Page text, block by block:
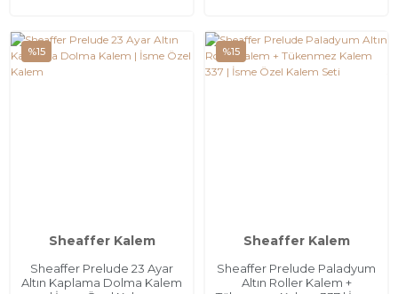
%15
Sheaffer Kalem
Sheaffer Prelude 23 Ayar
Altın Kaplama Dolma Kalem
%15
Sheaffer Kalem
Sheaffer Prelude Paladyum
Altın Roller Kalem +